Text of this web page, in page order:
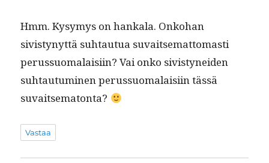
Hmm. Kysymys on han­kala. Onko­han
sivistynyt­tä suh­tau­tua suvait­se­mat­tomasti
perus­suo­ma­laisi­in? Vai onko sivistynei­den
suh­tau­tu­mi­nen perus­suo­ma­laisi­in tässä
suvaitsematonta?
Vastaa